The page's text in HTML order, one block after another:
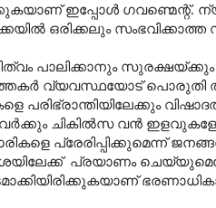
ഇപ്പോൾ ഗവണ്മെന്റ്.
ഒരിക്കലും
പാലിക്കാനും സുരക്ഷയ്ക്കും
വ്യവസ്ഥയോട് പൊരുതി
പരിഭ്രാന്തിയിലേക്കും
ചികിൽസ വൻ
പ്രേരിപ്പിക്കുമെന്ന്
പ്രയാണം